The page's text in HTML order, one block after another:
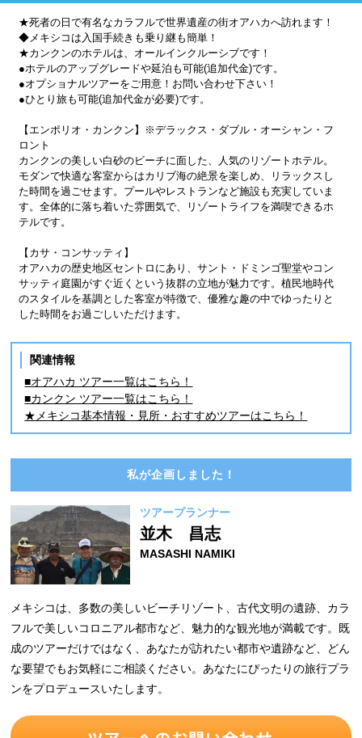
★死者の日で有名なカラフルで世界遺産の街オアハカへ訪れます！
◆メキシコは入国手続きも乗り継も簡単！
★カンクンのホテルは、オールインクルーシブです！
●ホテルのアップグレードや延泊も可能(追加代金)です。
●オプショナルツアーをご用意！お問い合わせ下さい！
●ひとり旅も可能(追加代金が必要)です。
【エンポリオ・カンクン】※デラックス・ダブル・オーシャン・フ
ロント
カンクンの美しい白砂のビーチに面した、人気のリゾートホテル。
モダンで快適な客室からはカリブ海の絶景を楽しめ、リラックスし
た時間を過ごせます。プールやレストランなど施設も充実していま
す。全体的に落ち着いた雰囲気で、リゾートライフを満喫できるホ
テルです。
【カサ・コンサッティ】
オアハカの歴史地区セントロにあり、サント・ドミンゴ聖堂やコン
サッティ庭園がすぐ近くという抜群の立地が魅力です。植民地時代
のスタイルを基調とした客室が特徴で、優雅な趣の中でゆったりと
した時間をお過ごしいただけます。
関連情報
■オアハカ ツアー一覧はこちら！
■カンクン ツアー一覧はこちら！
★メキシコ基本情報・見所・おすすめツアーはこちら！
私が企画しました！
ツアープランナー
並木 昌志
MASASHI NAMIKI
メキシコは、多数の美しいビーチリゾート、古代文明の遺跡、カラ
フルで美しいコロニアル都市など、魅力的な観光地が満載です。既
成のツアーだけではなく、あなたが訪れたい都市や遺跡など、どん
な要望でもお気軽にご相談ください。あなたにぴったりの旅行プラ
ンをプロデュースいたします。